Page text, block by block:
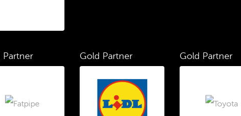
Partner Gold Partner Gold Partner